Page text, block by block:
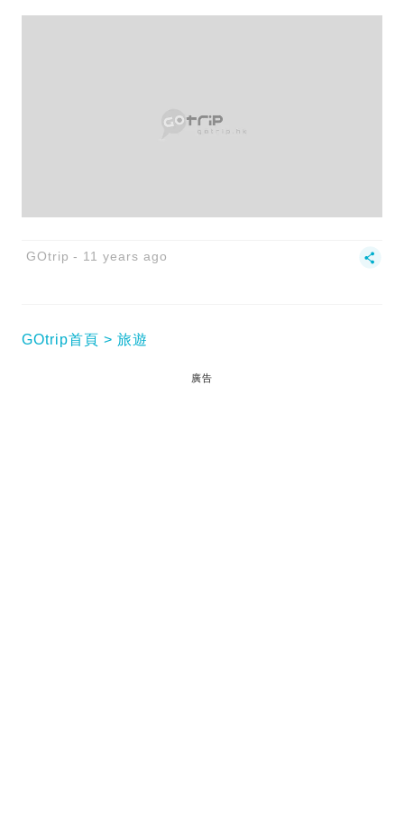
GOtrip 11 years ago
GOtrip首頁 旅遊
廣告